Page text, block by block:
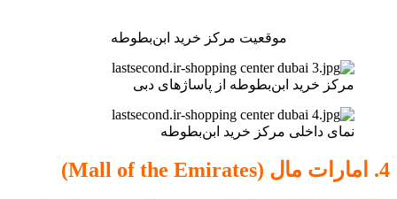
موقعیت مرکز خرید ابن‌بطوطه
مرکز خرید ابن‌بطوطه از پاساژهای دبی
نمای داخلی مرکز خرید ابن‌بطوطه
4. امارات مال (Mall of the Emirates)